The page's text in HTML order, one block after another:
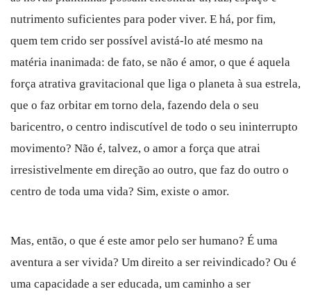
nutrimento suficientes para poder viver. E há, por fim,
quem tem crido ser possível avistá-lo até mesmo na
matéria inanimada: de fato, se não é amor, o que é aquela
força atrativa gravitacional que liga o planeta à sua estrela,
que o faz orbitar em torno dela, fazendo dela o seu
baricentro, o centro indiscutível de todo o seu ininterrupto
movimento? Não é, talvez, o amor a força que atrai
irresistivelmente em direção ao outro, que faz do outro o
centro de toda uma vida? Sim, existe o amor.
Mas, então, o que é este amor pelo ser humano? É uma
aventura a ser vivida? Um direito a ser reivindicado? Ou é
uma capacidade a ser educada, um caminho a ser